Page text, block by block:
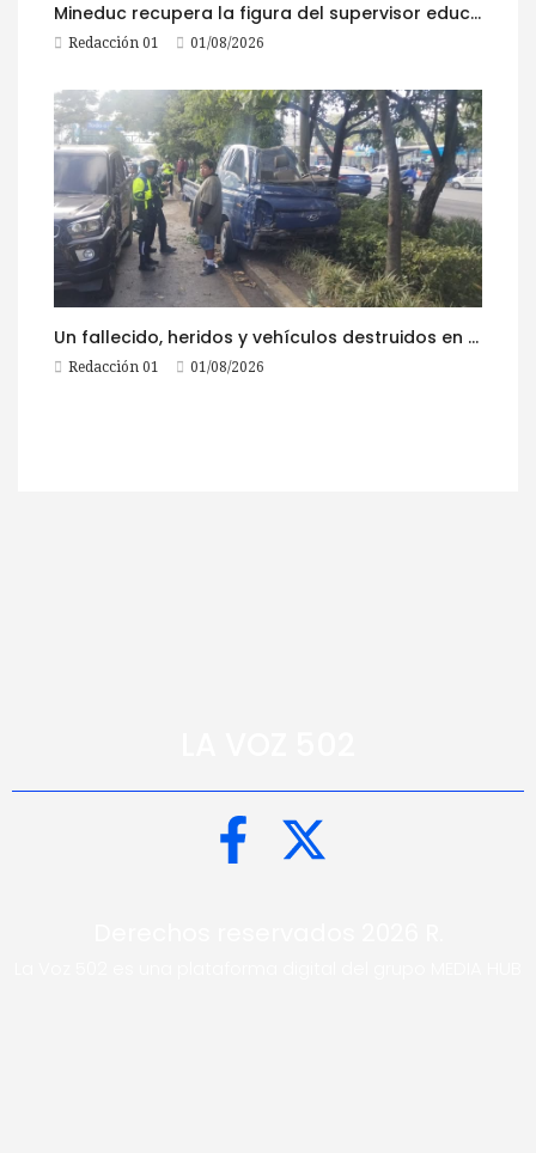
Mineduc recupera la figura del supervisor educativo con 968 plazas
Redacción 01 01/08/2026
Un fallecido, heridos y vehículos destruidos en accidentes registrados este 1 de agosto
Redacción 01 01/08/2026